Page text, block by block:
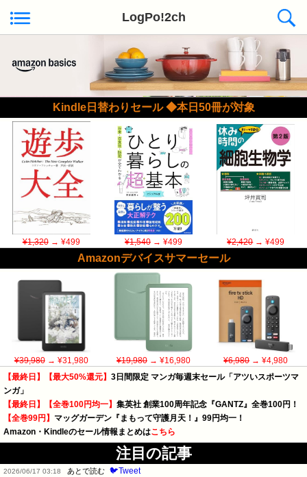
LogPo!2ch
Kindle日替わりセール ◆本日50冊が対象
¥1,320→ ¥499 ¥1,540→ ¥499 ¥2,420→ ¥499
Amazonデバイスサマーセール
¥39,980→ ¥31,980 ¥19,980→ ¥16,980 ¥6,980→ ¥4,980
【最終日】【最大50%還元】 3日間限定 マンガ毎週末セール「アツいスポーツマ
ンガ」
【最終日】【全巻100円均一】 集英社 創業100周年記念『GANTZ』全巻100円！
【全巻99円】 マッグガーデン『まもって守護月天！』99円均一！
Amazon・Kindleのセール情報まとめはこちら
注目の記事
2026/06/17 03:18 あとで読む 🐦Tweet